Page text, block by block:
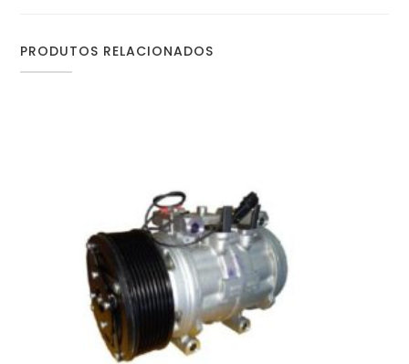
PRODUTOS RELACIONADOS